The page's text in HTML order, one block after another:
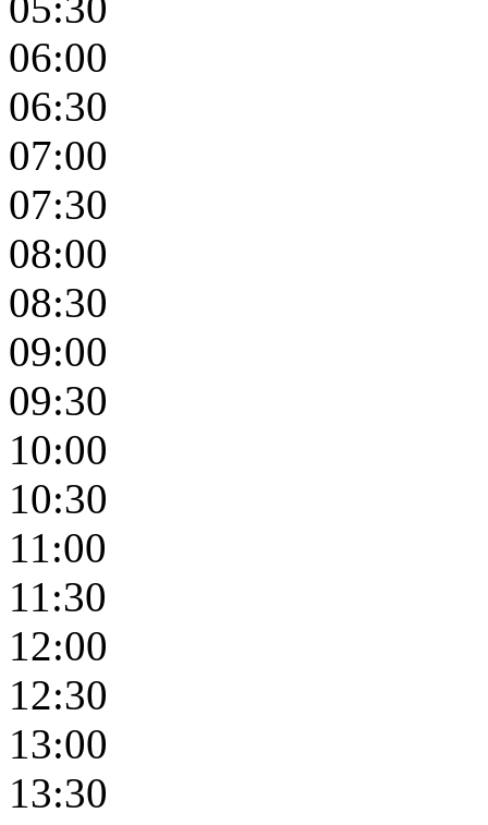
06:00
06:30
07:00
07:30
08:00
08:30
09:00
09:30
10:00
10:30
11:00
11:30
12:00
12:30
13:00
13:30